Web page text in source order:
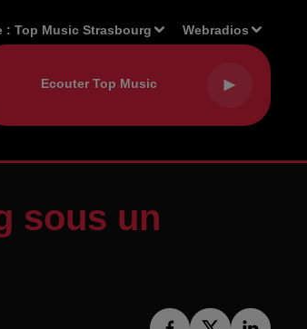
:Top Music Strasbourg Webradios
sous un